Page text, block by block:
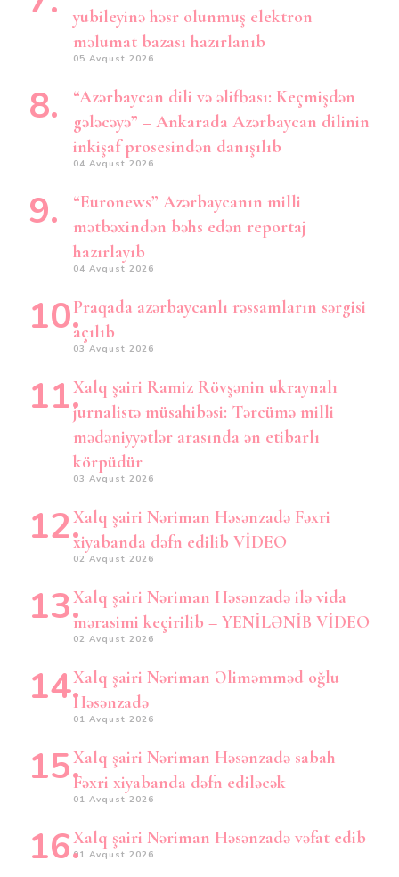
yubileyinə həsr olunmuş elektron
məlumat bazası hazırlanıb
05 Avqust 2026
“Azərbaycan dili və əlifbası: Keçmişdən
gələcəyə” – Ankarada Azərbaycan dilinin
inkişaf prosesindən danışılıb
04 Avqust 2026
“Euronews” Azərbaycanın milli
mətbəxindən bəhs edən reportaj
hazırlayıb
04 Avqust 2026
Praqada azərbaycanlı rəssamların sərgisi
açılıb
03 Avqust 2026
Xalq şairi Ramiz Rövşənin ukraynalı
jurnalistə müsahibəsi: Tərcümə milli
mədəniyyətlər arasında ən etibarlı
körpüdür
03 Avqust 2026
Xalq şairi Nəriman Həsənzadə Fəxri
xiyabanda dəfn edilib VİDEO
02 Avqust 2026
Xalq şairi Nəriman Həsənzadə ilə vida
mərasimi keçirilib – YENİLƏNİB VİDEO
02 Avqust 2026
Xalq şairi Nəriman Əliməmməd oğlu
Həsənzadə
01 Avqust 2026
Xalq şairi Nəriman Həsənzadə sabah
Fəxri xiyabanda dəfn ediləcək
01 Avqust 2026
Xalq şairi Nəriman Həsənzadə vəfat edib
01 Avqust 2026